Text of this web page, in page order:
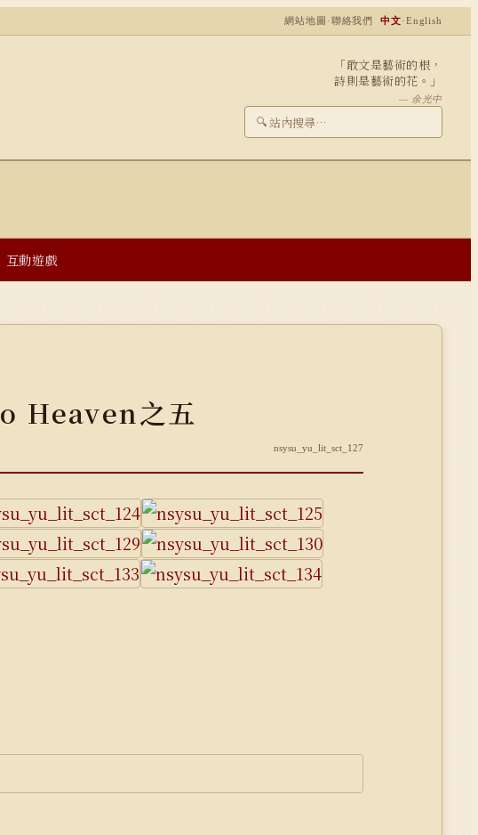
網站地圖 ·聯絡我們 中文·English
「敢文是藝術的根，
詩則是藝術的花。」
— 余光中
🔍
互動遊戲
Heaven之五
nsysu_yu_lit_sct_127